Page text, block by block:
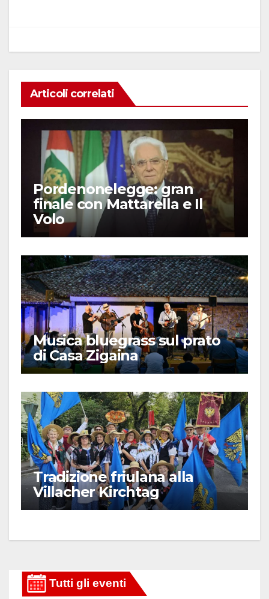
Articoli correlati
Pordenonelegge: gran
finale con Mattarella e Il
Volo
Musica bluegrass sul prato
di Casa Zigaina
Tradizione friulana alla
Villacher Kirchtag